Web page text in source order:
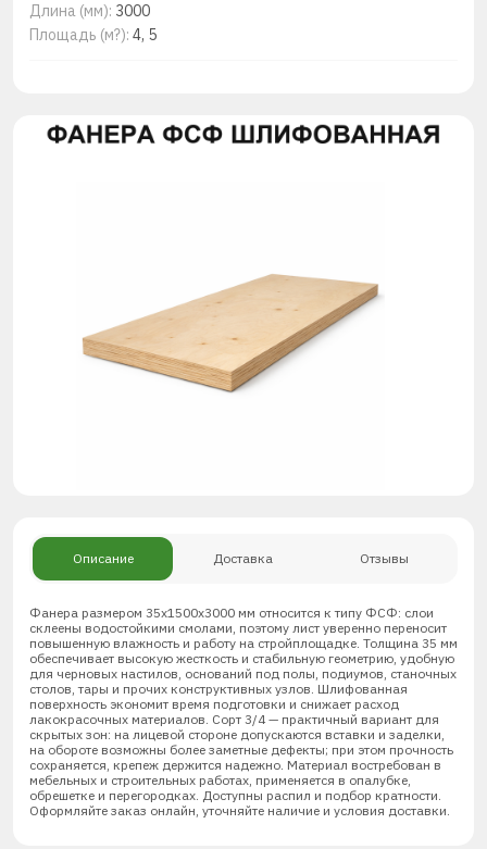
Длина (мм): 3000
Площадь (м?): 4, 5
Описание Доставка Отзывы
Фанера размером 35х1500х3000 мм относится к типу ФСФ: слои
склеены водостойкими смолами, поэтому лист уверенно переносит
повышенную влажность и работу на стройплощадке. Толщина 35 мм
обеспечивает высокую жесткость и стабильную геометрию, удобную
для черновых настилов, оснований под полы, подиумов, станочных
столов, тары и прочих конструктивных узлов. Шлифованная
поверхность экономит время подготовки и снижает расход
лакокрасочных материалов. Сорт 3/4 — практичный вариант для
скрытых зон: на лицевой стороне допускаются вставки и заделки,
на обороте возможны более заметные дефекты; при этом прочность
сохраняется, крепеж держится надежно. Материал востребован в
мебельных и строительных работах, применяется в опалубке,
обрешетке и перегородках. Доступны распил и подбор кратности.
Оформляйте заказ онлайн, уточняйте наличие и условия доставки.